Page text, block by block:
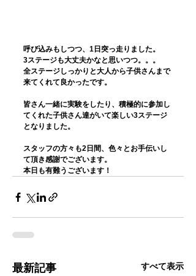
呼び込みもしつつ、1日突っ走りました。
3ステージも大丈夫かなと思いつつ。。。
全ステージしっかりと大人から子供さんまで
来てくれて良かったです。
皆さん一緒に実験をしたり、積極的に参加し
てくれた子供さん達がいて楽しい3ステージ
となりました。
スタッフの方々も2日間、色々とお手伝いし
て頂き感謝でございます。
本日も有難うございます！
最新記事 すべて表示